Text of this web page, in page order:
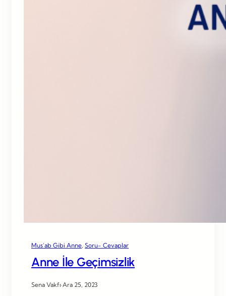
Mus’ab Gibi Anne Soru- Cevaplar
Anne İle Geçimsizlik
Sena Vakfı·Ara 25, 2023